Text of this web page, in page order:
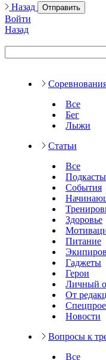
Назад
Отправить
Войти
Назад
Все
Бег
Лыжи
Статьи
Все
Подкасты
События
Здоровье
Питание
Гаджеты
Герои
Личный
От
Новости
Вопросы к
Все